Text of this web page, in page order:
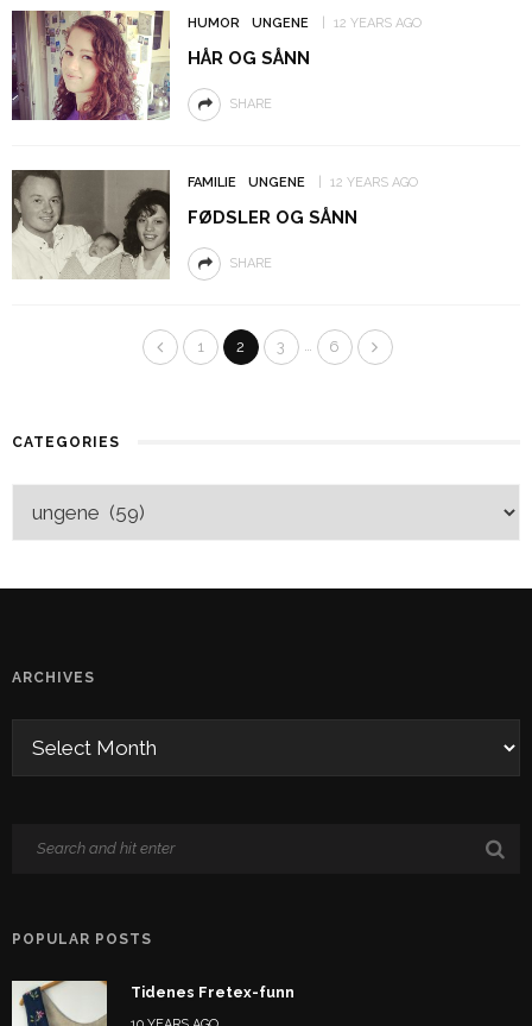
HUMOR UNGENE 12 YEARS AGO
HÅR OG SÅNN
SHARE
FAMILIE UNGENE 12 YEARS AGO
FØDSLER OG SÅNN
SHARE
1 2 3 … 6
CATEGORIES
ARCHIVES
POPULAR POSTS
Tidenes Fretex-funn